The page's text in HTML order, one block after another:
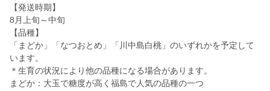
【発送時期】
8月上旬～中旬
【品種】
「まどか」「なつおとめ」「川中島白桃」のいずれかを予定して
います。
＊生育の状況により他の品種になる場合があります。
まどか：大玉で糖度が高く福島で人気の品種の一つ